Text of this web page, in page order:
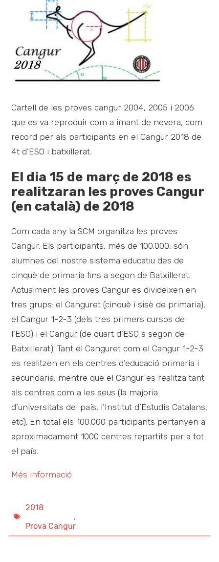
Cartell de les proves cangur 2004, 2005 i 2006
que es va reproduir com a imant de nevera, com
record per als participants en el Cangur 2018 de
4t d’ESO i batxillerat.
El dia 15 de març de 2018 es
realitzaran les proves Cangur
(en català) de 2018
Com cada any la SCM organitza les proves
Cangur. Els participants, més de 100.000, són
alumnes del nostre sistema educatiu des de
cinquè de primaria fins a segon de Batxillerat.
Actualment les proves Cangur es divideixen en
tres grups: el Canguret (cinquè i sisè de primaria),
el Cangur 1-2-3 (dels tres primers cursos de
l’ESO) i el Cangur (de quart d’ESO a segon de
Batxillerat). Tant el Canguret com el Cangur 1-2-3
es realitzen en els centres d’educació primaria i
secundaria, mentre que el Cangur es realitza tant
als centres com a les seus (la majoria
d’universitats del país, l’Institut d’Estudis Catalans,
etc). En total els 100.000 participants pertanyen a
aproximadament 1000 centres repartits per a tot
el país.
Més informació
2018
,
Prova Cangur